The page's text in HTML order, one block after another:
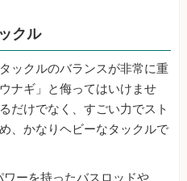
クル
ックルのバランスが非常に重
ナギ」と侮ってはいけませ
だけでなく、すごい力でスト
、かなりヘビーなタックルで
ーを持ったバスロッドや、